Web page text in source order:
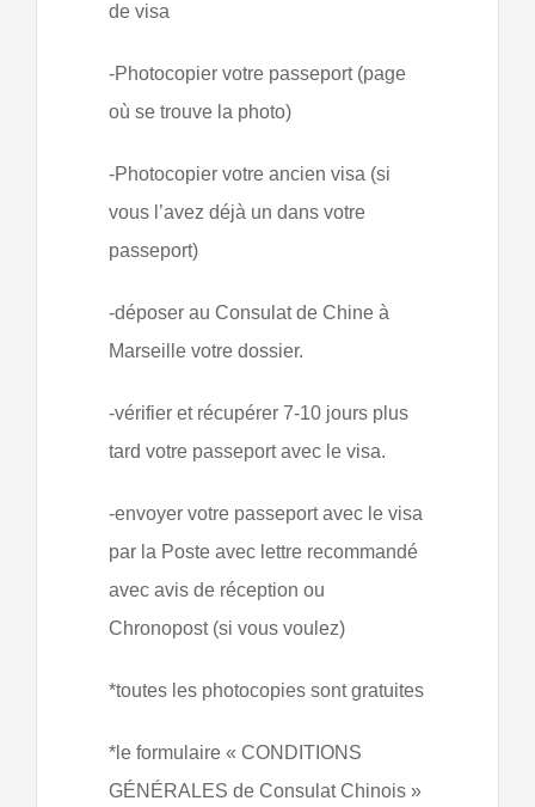
de visa
-Photocopier votre passeport (page
où se trouve la photo)
-Photocopier votre ancien visa (si
vous l’avez déjà un dans votre
passeport)
-déposer au Consulat de Chine à
Marseille votre dossier.
-vérifier et récupérer 7-10 jours plus
tard votre passeport avec le visa.
-envoyer votre passeport avec le visa
par la Poste avec lettre recommandé
avec avis de réception ou
Chronopost (si vous voulez)
*toutes les photocopies sont gratuites
*le formulaire « CONDITIONS
GÉNÉRALES de Consulat Chinois »